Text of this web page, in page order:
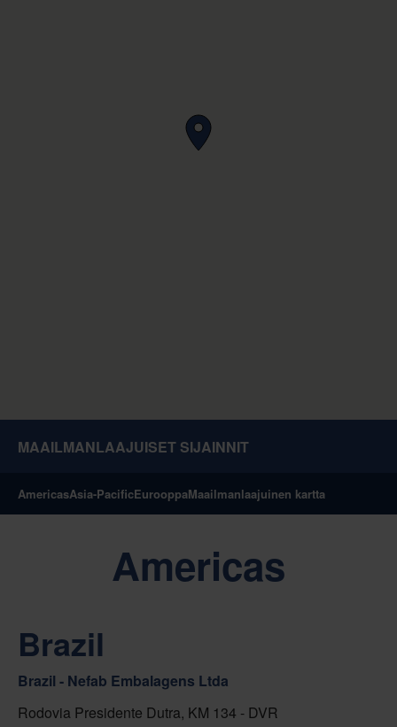
MAAILMANLAAJUISET SIJAINNIT
AmericasAsia-PacificEurooppaMaailmanlaajuinen kartta
Americas
Brazil
Brazil - Nefab Embalagens Ltda
Rodovia Presidente Dutra, KM 134 - DVR